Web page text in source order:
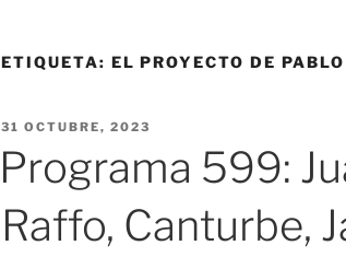
ETIQUETA: EL PROYECTO DE
PUBLICADO
31 OCTUBRE, 2023
Programa 599:
Raffo, Canturbe,